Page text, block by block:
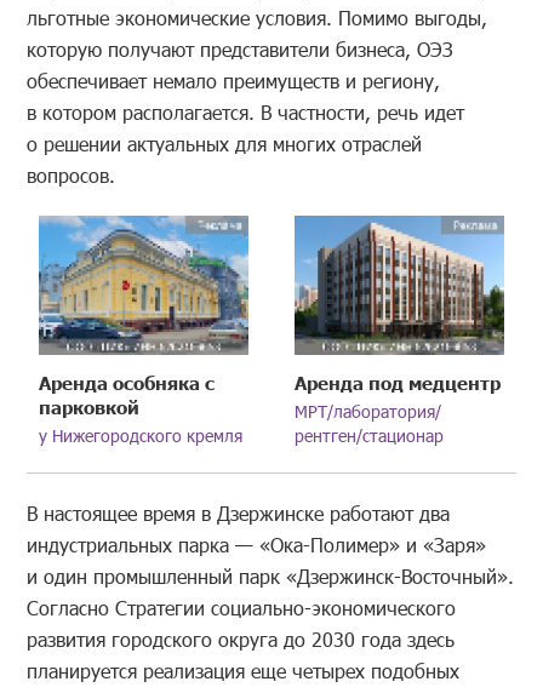
льготные экономические условия. Помимо выгоды,
которую получают представители бизнеса, ОЭЗ
обеспечивает немало преимуществ и региону,
в котором располагается. В частности, речь идет
о решении актуальных для многих отраслей
вопросов.
Аренда особняка с
парковкой
у Нижегородского кремля
Аренда под медцентр
МРТ/лаборатория/
рентген/стационар
В настоящее время в Дзержинске работают два
индустриальных парка — «Ока-Полимер» и «Заря»
и один промышленный парк «Дзержинск-Восточный».
Согласно Стратегии социально-экономического
развития городского округа до 2030 года здесь
планируется реализация еще четырех подобных